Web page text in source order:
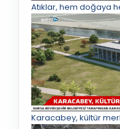
Atıklar, hem doğaya
Karacabey, kültür